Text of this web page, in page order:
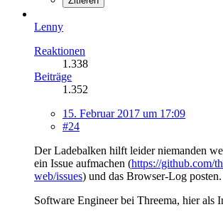
Lenny
Reaktionen
1.338
Beiträge
1.352
15. Februar 2017 um 17:09
#24
Der Ladebalken hilft leider niemanden
ein Issue aufmachen (https://github.com/
web/issues) und das Browser-Log posten.
Software Engineer bei Threema, hier als